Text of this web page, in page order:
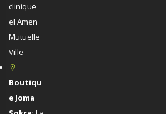
clinique
el Amen
Mutuelle
Ville
Boutiqu
e Joma